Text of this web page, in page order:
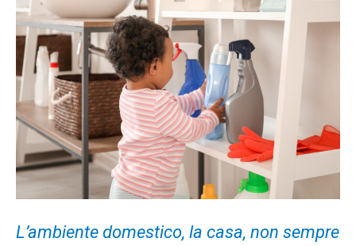
L’ambiente domestico, la casa, non sempre